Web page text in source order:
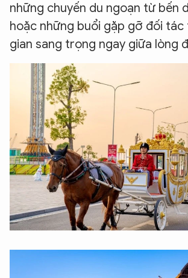
những chuyến du ngoạn từ bến
hoặc những buổi gặp gỡ đối
gian sang trọng ngay giữa lòng